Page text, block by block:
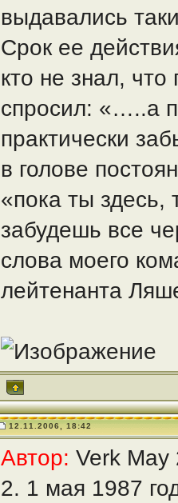
выдавались
Срок ее
кто не знал,
спросил: «…..а
практически
в голове
«пока ты
забудешь все
слова моего
лейтенанта
12.11.2006, 18:42
Автор: Verk May
2. 1 мая 1987